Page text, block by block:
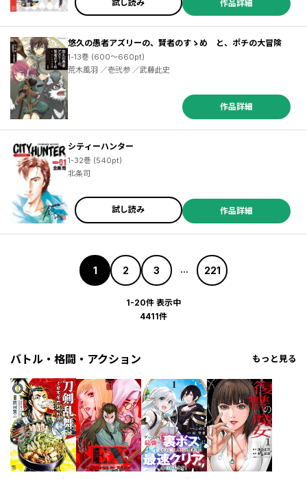
試し読み 作品詳細
悠久の愚者アズリーの、賢者のすゝめ と、ポチの大冒険
1-13巻 (600～660pt)
荒木風羽 ／壱弐参 ／武藤此史
作品詳細
シティーハンター
1-32巻 (540pt)
北条司
試し読み 作品詳細
1 2 3 ... 221
1-20件 表示中
4411件
バトル・格闘・アクション もっと見る